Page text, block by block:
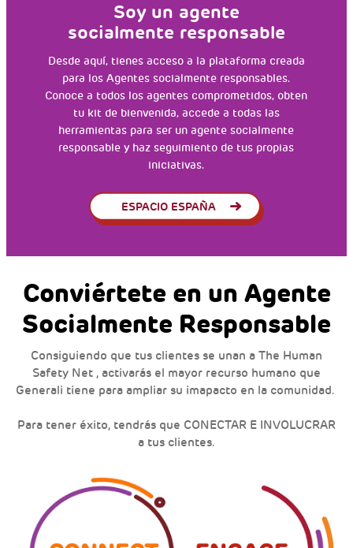
Soy un agente
socialmente responsable
Desde aquí, tienes acceso a la plataforma creada
para los Agentes socialmente responsables.
Conoce a todos los agentes comprometidos, obten
tu kit de bienvenida, accede a todas las
herramientas para ser un agente socialmente
responsable y haz seguimiento de tus propias
iniciativas.
ESPACIO ESPAÑA
Conviértete en un Agente
Socialmente Responsable
Consiguiendo que tus clientes se unan a The Human
Safety Net , activarás el mayor recurso humano que
Generali tiene para ampliar su imapacto en la comunidad.
Para tener éxito, tendrás que CONECTAR E INVOLUCRAR
a tus clientes.